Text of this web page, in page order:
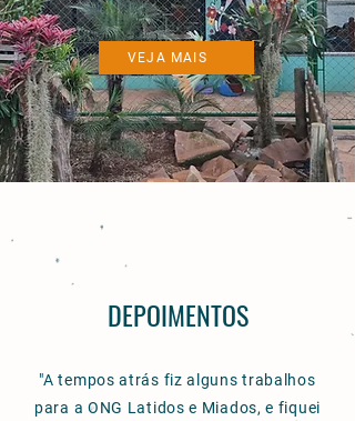
VEJA MAIS
DEPOIMENTOS
"A tempos atrás fiz alguns trabalhos
para a ONG Latidos e Miados, e fiquei